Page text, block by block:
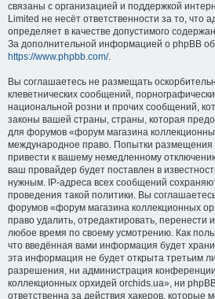
связаны с организацией и поддержкой
Limited не несёт ответственности за то, что
определяет в качестве допустимого
За дополнительной информацией о phpBB
https://www.phpbb.com/.
Вы соглашаетесь не размещать
клеветнических сообщений,
национальной розни и прочих сообщений,
законы вашей страны, страны, которая
для форумов «форум магазина
международное право. Попытки размещения
привести к вашему немедленному
ваш провайдер будет поставлен в
нужным. IP-адреса всех сообщений
проведения такой политики. Вы
форумов «форум магазина коллекционных
право удалить, отредактировать, перенести
любое время по своему усмотрению. Как
что введённая вами информация будет
эта информация не будет открыта третьим
разрешения, ни администрация
коллекционных орхидей orchids.ua», ни
ответственна за действия хакеров, которые